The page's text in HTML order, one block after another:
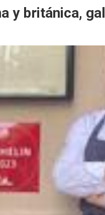
y británica,